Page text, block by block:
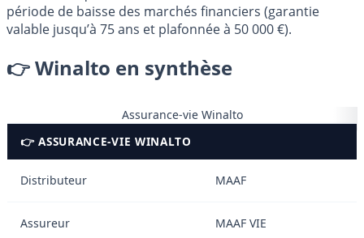
période de baisse des marchés financiers (garantie
valable jusqu’à 75 ans et plafonnée à 50 000 €).
👉 Winalto en synthèse
Assurance-vie Winalto
👉 ASSURANCE-VIE WINALTO
Distributeur MAAF
Assureur MAAF VIE